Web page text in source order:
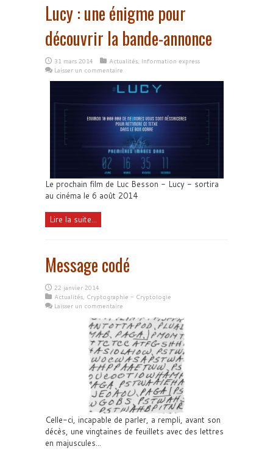
Lucy : une énigme pour
découvrir la bande-annonce
31 mars 2014 Actualités, Information express
Laisser un commentaire
Le prochain film de Luc Besson - Lucy - sortira
au cinéma le 6 août 2014
Lire la suite...
Message codé
22 janvier 2014
Actualités Cryptographie - Cryptologie
Laisser un commentaire
Celle-ci, incapable de parler, a rempli, avant son
décès, une vingtaines de feuillets avec des lettres
en majuscules...